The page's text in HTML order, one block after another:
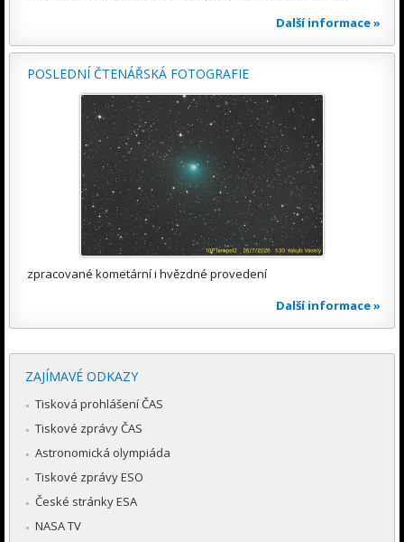
Další informace »
POSLEDNÍ ČTENÁŘSKÁ FOTOGRAFIE
zpracované kometární i hvězdné provedení
Další informace »
ZAJÍMAVÉ ODKAZY
Tisková prohlášení ČAS
Tiskové zprávy ČAS
Astronomická olympiáda
Tiskové zprávy ESO
České stránky ESA
NASA TV